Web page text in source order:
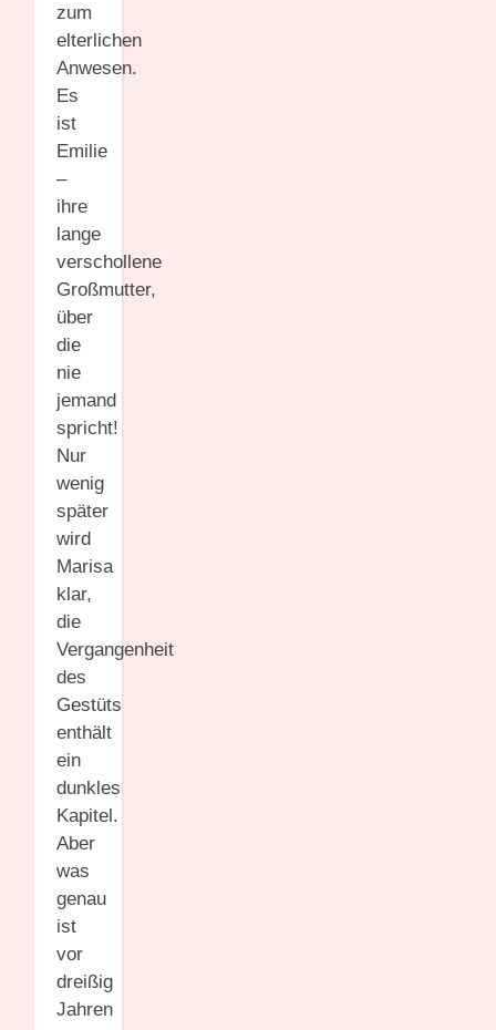
zum
elterlichen
Anwesen.
Es
ist
Emilie
–
ihre
lange
verschollene
Großmutter,
über
die
nie
jemand
spricht!
Nur
wenig
später
wird
Marisa
klar,
die
Vergangenheit
des
Gestüts
enthält
ein
dunkles
Kapitel.
Aber
was
genau
ist
vor
dreißig
Jahren